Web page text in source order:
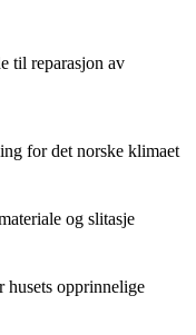
til reparasjon av
for det norske klimaet
og slitasje
husets opprinnelige